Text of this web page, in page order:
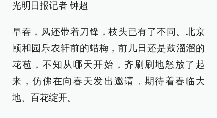
光明日报记者 钟超
早春，风还带着刀锋，枝头已有了不同。北京
颐和园乐农轩前的蜡梅，前几日还是鼓溜溜的
花苞，不知从哪天开始，齐刷刷地怒放了起
来，仿佛在向春天发出邀请，期待着春临大
地、百花绽开。